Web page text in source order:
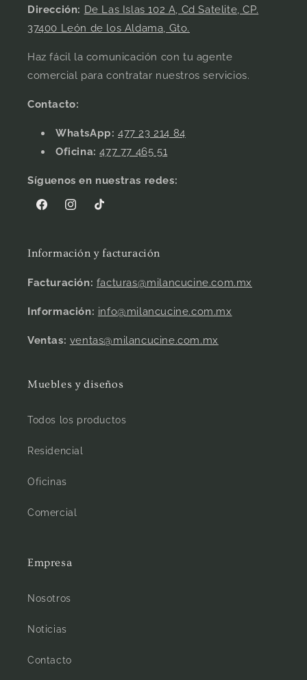
Dirección: De Las Islas 102 A, Cd Satelite, CP.
37400 León de los Aldama, Gto.
Haz fácil la comunicación con tu agente
comercial para contratar nuestros servicios.
Contacto:
WhatsApp: 477 23 214 84
Oficina:477 77 465 51
Síguenos en nuestras redes:
FacebookInstagramTikTok
Información y facturación
Facturación: facturas@milancucine.com.mx
Información: info@milancucine.com.mx
Ventas: ventas@milancucine.com.mx
Muebles y diseños
Todos los productos
Residencial
Oficinas
Comercial
Empresa
Nosotros
Noticias
Contacto